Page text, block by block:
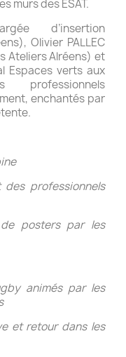
murs des ESAT.
d’insertion
Olivier PALLEC
Ateliers Alréens) et
Espaces verts aux
enchantés par
des professionnels
posters par les
animés par les
et retour dans les